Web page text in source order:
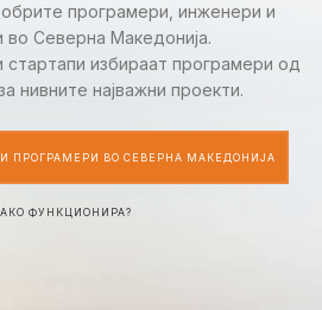
програмери, инженери и
во Северна Македонија.
стартапи избираат програмери од
нивните најважни проекти.
ПРОГРАМЕРИ ВО СЕВЕРНА МАКЕДОНИЈА
ФУНКЦИОНИРА?